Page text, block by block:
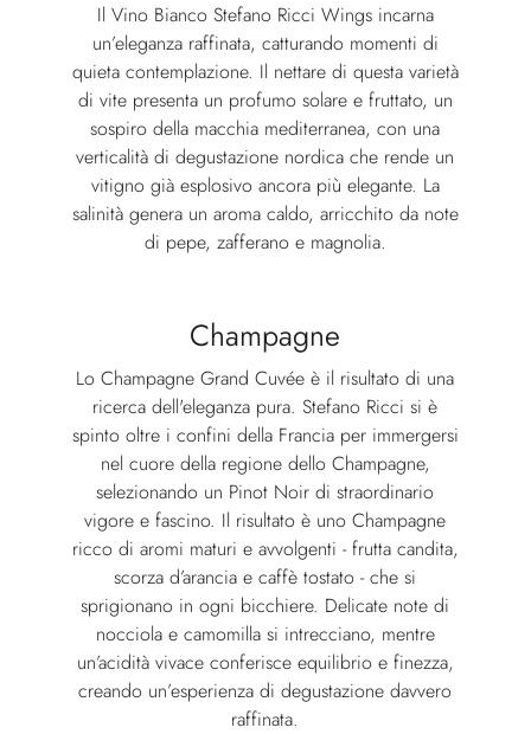
Il Vino Bianco Stefano Ricci Wings incarna
un’eleganza raffinata, catturando momenti di
quieta contemplazione. Il nettare di questa varietà
di vite presenta un profumo solare e fruttato, un
sospiro della macchia mediterranea, con una
verticalità di degustazione nordica che rende un
vitigno già esplosivo ancora più elegante. La
salinità genera un aroma caldo, arricchito da note
di pepe, zafferano e magnolia.
Champagne
Lo Champagne Grand Cuvée è il risultato di una
ricerca dell'eleganza pura. Stefano Ricci si è
spinto oltre i confini della Francia per immergersi
nel cuore della regione dello Champagne,
selezionando un Pinot Noir di straordinario
vigore e fascino. Il risultato è uno Champagne
ricco di aromi maturi e avvolgenti - frutta candita,
scorza d’arancia e caffè tostato - che si
sprigionano in ogni bicchiere. Delicate note di
nocciola e camomilla si intrecciano, mentre
un’acidità vivace conferisce equilibrio e finezza,
creando un’esperienza di degustazione davvero
raffinata.